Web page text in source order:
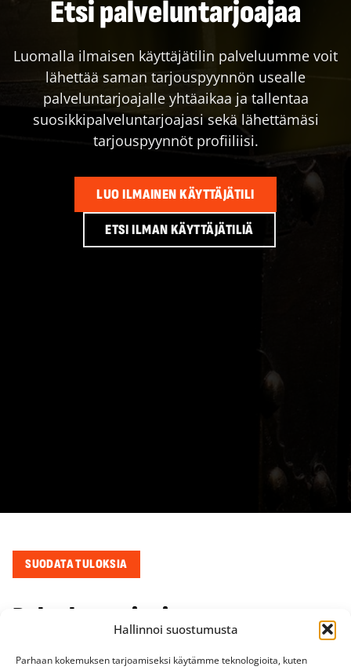
Hallinnoi suostumusta
Parhaan kokemuksen tarjoamiseksi käytämme teknologioita, kuten
Etsi palveluntarjoajaa
Luomalla ilmaisen käyttäjätilin palveluumme voit
lähettää saman tarjouspyynnön usealle
palveluntarjoajalle yhtäaikaa ja tallentaa
suosikkipalveluntarjoajasi sekä lähettämäsi
tarjouspyynnöt profiiliisi.
LUO ILMAINEN KÄYTTÄJÄTILI
ETSI ILMAN KÄYTTÄJÄTILIÄ
SUODATA TULOKSIA
Palveluntarjoajat